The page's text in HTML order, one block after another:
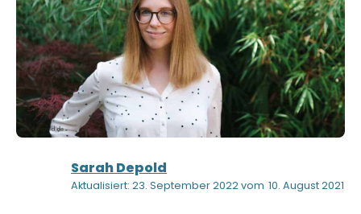
Sarah Depold
Aktualisiert: 23. September 2022 vom 10. August 2021